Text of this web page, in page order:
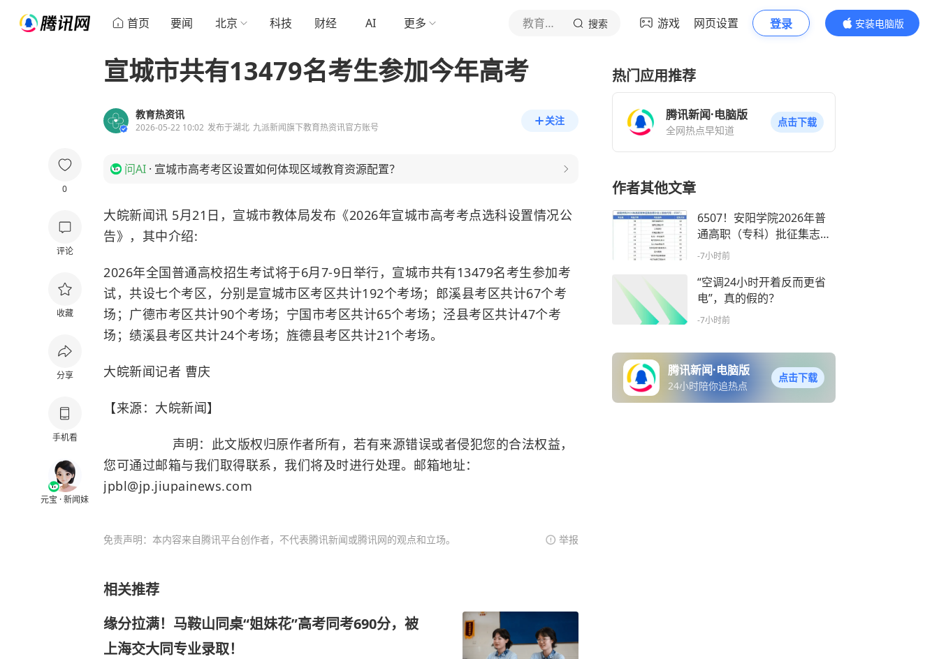
首页 要闻 北京 科技 财经 AI 更多 教育热资讯 搜索 游戏 网页设置 登录
安装电脑版
内容更精彩
0
评论
收藏
分享
手机看
元宝 · 新闻妹
宣城市共有13479名考生参加今年高考
教育热资讯
2026-05-22 10:02 发布于湖北 九派新闻旗下教育热资讯官方账号
关注
问AI · 宣城市高考考区设置如何体现区域教育资源配置？
大皖新闻讯 5月21日，宣城市教体局发布《2026年宣城市高考考点选科设置情况公
告》，其中介绍:
2026年全国普通高校招生考试将于6月7-9日举行，宣城市共有13479名考生参加考
试，共设七个考区，分别是宣城市区考区共计192个考场；郎溪县考区共计67个考
场；广德市考区共计90个考场；宁国市考区共计65个考场；泾县考区共计47个考
场；绩溪县考区共计24个考场；旌德县考区共计21个考场。
大皖新闻记者 曹庆
【来源：大皖新闻】
声明：此文版权归原作者所有，若有来源错误或者侵犯您的合法权益，
您可通过邮箱与我们取得联系，我们将及时进行处理。邮箱地址：
jpbl@jp.jiupainews.com
免责声明：本内容来自腾讯平台创作者，不代表腾讯新闻或腾讯网的观点和立场。 举报
相关推荐
缘分拉满！马鞍山同桌“姐妹花”高考同考690分，被
上海交大同专业录取！
热门应用推荐
腾讯新闻·电脑版
全网热点早知道
点击下载
作者其他文章
6507！安阳学院2026年普
通高职（专科）批征集志愿
公告
-7小时前
“空调24小时开着反而更省
电”，真的假的？
-7小时前
腾讯新闻·电脑版
24小时陪你追热点
点击下载